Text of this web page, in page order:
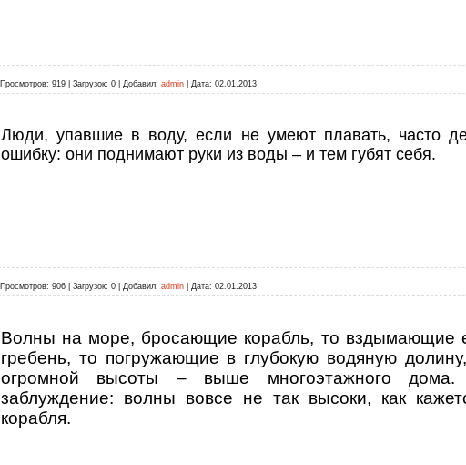
Просмотров: 919 Загрузок: 0 Добавил: admin Дата: 02.01.2013
Люди, упавшие в воду, если не умеют плавать, часто
ошибку: они поднимают руки из воды – и тем губят себя.
Просмотров: 906 Загрузок: 0 Добавил: admin Дата: 02.01.2013
Волны на море, бросающие корабль, то вздымающие
гребень, то погружающие в глубокую водяную
огромной высоты – выше многоэтажного
заблуждение: волны вовсе не так высоки, как
корабля.